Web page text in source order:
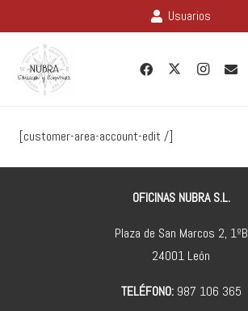
Usuarios
[customer-area-account-edit /]
OFICINAS NUBRA S.L.
Plaza de San Marcos 2, 1ºB
24001 León
TELÉFONO:987 106 365